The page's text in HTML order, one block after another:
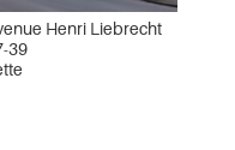
Henri Liebrecht
39